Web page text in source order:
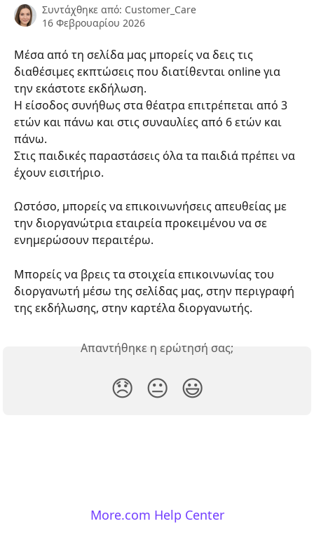
Συντάχθηκε από: Customer_Care
16 Φεβρουαρίου 2026
Μέσα από τη σελίδα μας μπορείς να δεις τις
διαθέσιμες εκπτώσεις που διατίθενται online για
την εκάστοτε εκδήλωση.
Η είσοδος συνήθως στα θέατρα επιτρέπεται από 3
ετών και πάνω και στις συναυλίες από 6 ετών και
πάνω.
Στις παιδικές παραστάσεις όλα τα παιδιά πρέπει να
έχουν εισιτήριο.
Ωστόσο, μπορείς να επικοινωνήσεις απευθείας με
την διοργανώτρια εταιρεία προκειμένου να σε
ενημερώσουν περαιτέρω.
Μπορείς να βρεις τα στοιχεία επικοινωνίας του
διοργανωτή μέσω της σελίδας μας, στην περιγραφή
της εκδήλωσης, στην καρτέλα διοργανωτής.
Απαντήθηκε η ερώτησή σας;
😞 😐 😃
More.com Help Center